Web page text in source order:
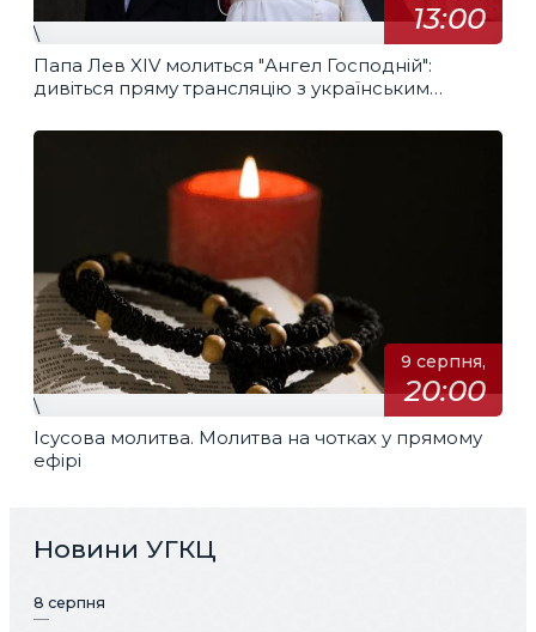
13:00
\
Папа Лев XIV молиться "Ангел Господній":
дивіться пряму трансляцію з українським
9 серпня,
20:00
\
Ісусова молитва. Молитва на чотках у прямому
ефірі
Новини УГКЦ
8 серпня